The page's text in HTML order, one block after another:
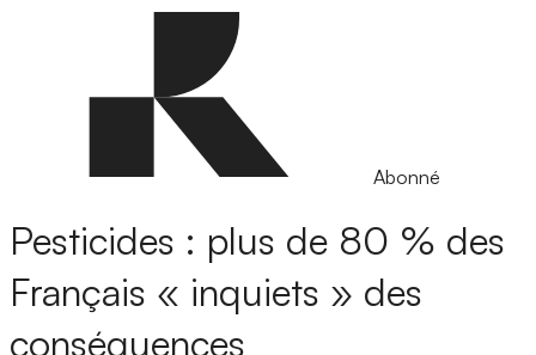
Abonné
Pesticides : plus de 80 % des
Français « inquiets » des
conséquences